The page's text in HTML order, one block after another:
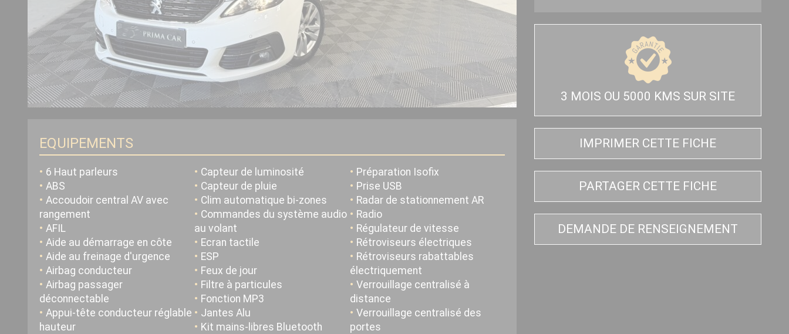
EQUIPEMENTS
6 Haut parleurs
ABS
Accoudoir central AV avec
rangement
AFIL
Aide au démarrage en côte
Aide au freinage d'urgence
Airbag conducteur
Airbag passager
déconnectable
Appui-tête conducteur réglable
hauteur
Capteur de luminosité
Capteur de pluie
Clim automatique bi-zones
Commandes du système audio
au volant
Ecran tactile
ESP
Feux de jour
Filtre à particules
Fonction MP3
Jantes Alu
Kit mains-libres Bluetooth
Préparation Isofix
Prise USB
Radar de stationnement AR
Radio
Régulateur de vitesse
Rétroviseurs électriques
Rétroviseurs rabattables
électriquement
Verrouillage centralisé à
distance
Verrouillage centralisé des
portes
3 MOIS OU 5000 KMS SUR SITE
IMPRIMER CETTE FICHE
PARTAGER CETTE FICHE
DEMANDE DE RENSEIGNEMENT